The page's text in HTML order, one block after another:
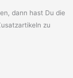
dann hast Du die
zu